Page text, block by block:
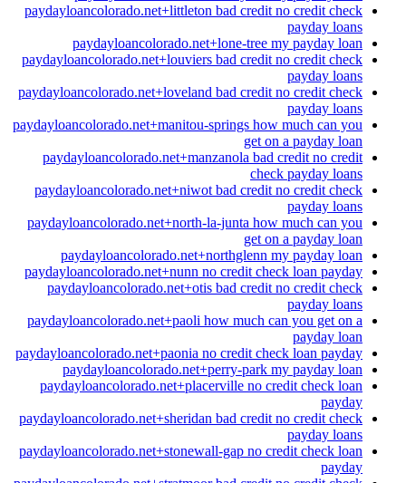
paydayloancolorado.net+littleton bad credit no credit check
payday loans
paydayloancolorado.net+lone-tree my payday loan
paydayloancolorado.net+louviers bad credit no credit check
payday loans
paydayloancolorado.net+loveland bad credit no credit check
payday loans
paydayloancolorado.net+manitou-springs how much can you
get on a payday loan
paydayloancolorado.net+manzanola bad credit no credit
check payday loans
paydayloancolorado.net+niwot bad credit no credit check
payday loans
paydayloancolorado.net+north-la-junta how much can you
get on a payday loan
paydayloancolorado.net+northglenn my payday loan
paydayloancolorado.net+nunn no credit check loan payday
paydayloancolorado.net+otis bad credit no credit check
payday loans
paydayloancolorado.net+paoli how much can you get on a
payday loan
paydayloancolorado.net+paonia no credit check loan payday
paydayloancolorado.net+perry-park my payday loan
paydayloancolorado.net+placerville no credit check loan
payday
paydayloancolorado.net+sheridan bad credit no credit check
payday loans
paydayloancolorado.net+stonewall-gap no credit check loan
payday